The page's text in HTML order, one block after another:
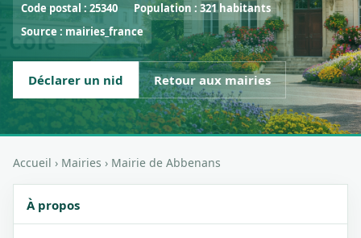
Code postal : 25340
Population : 321 habitants
Source : mairies_france
Déclarer un nid Retour aux mairies
Accueil › Mairies › Mairie de Abbenans
À propos